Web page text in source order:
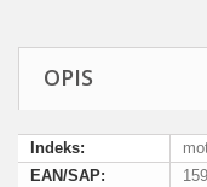
OPIS
Indeks:
EAN/SAP: